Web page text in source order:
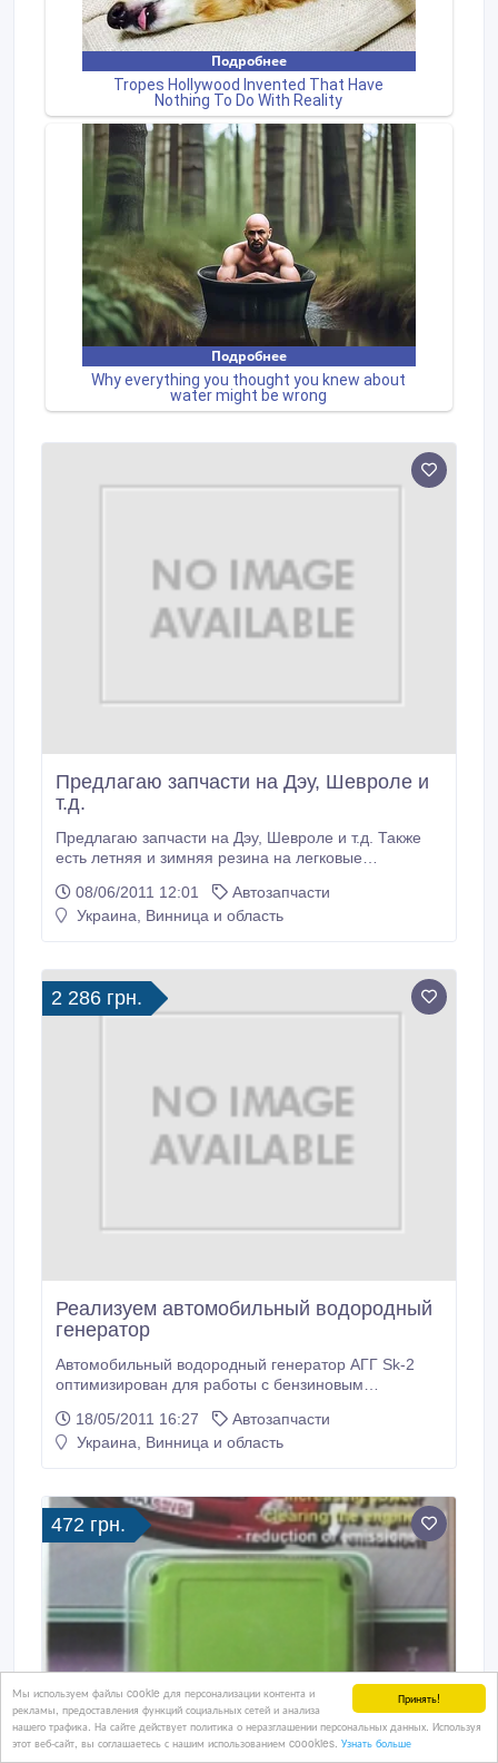
Принять!
Мы используем файлы cookie для персонализации контента и
рекламы, предоставления функций социальных сетей и анализа
нашего трафика. На сайте действует политика о неразглашении персональных данных. Используя
этот веб-сайт, вы соглашаетесь с нашим использованием coookies. Узнать больше
Предлагаю запчасти на Дэу, Шевроле и
т.д.
Предлагаю запчасти на Дэу, Шевроле и т.д. Также
есть летняя и зимняя резина на легковые
08/06/2011 12:01
Автозапчасти
Украина, Винница и область
2 286 грн.
Реализуем автомобильный водородный
генератор
Автомобильный водородный генератор АГГ Sk-2
оптимизирован для работы с бензиновым
автомобилем с объемом двигателя не больше 2л
позволяет экономить на топливе до 40%, увеличить
продаж: Руслан Николаевич т.
18/05/2011 16:27
Автозапчасти
Украина, Винница и область
472 грн.